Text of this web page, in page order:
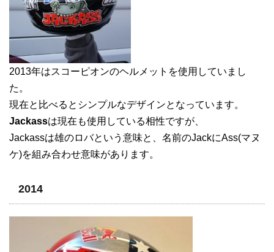
2013年はスコーピオンのヘルメットを使用していまし
た。
現在と比べるとシンプルなデザインとなっています。
Jackassは現在も使用している相性ですが、
Jackassは雄のロバという意味と、名前のJackにAss(マヌ
ケ)を組み合わせ意味があります。
2014